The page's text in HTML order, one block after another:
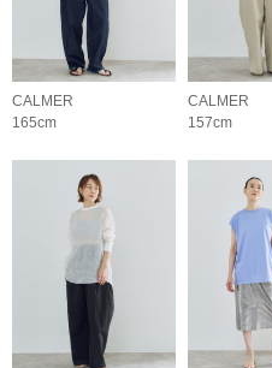
CALMER
165cm
CALMER
157cm